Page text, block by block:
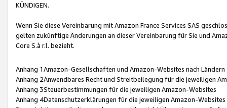
KÜNDIGEN.
Wenn Sie diese Vereinbarung mit Amazon France Services SAS
gelten zukünftige Änderungen an dieser Vereinbarung für Sie und
Core S.à r.l. bezieht.
Anhang 1Amazon-Gesellschaften und Amazon-Websites nach Ländern
Anhang 2Anwendbares Recht und Streitbeilegung für die jeweiligen
Anhang 3Steuerbestimmungen für die jeweiligen Amazon-Websites
Anhang 4Datenschutzerklärungen für die jeweiligen Amazon-Websites